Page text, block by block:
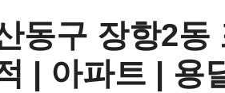
동구 장항2동
| 아파트 | 용